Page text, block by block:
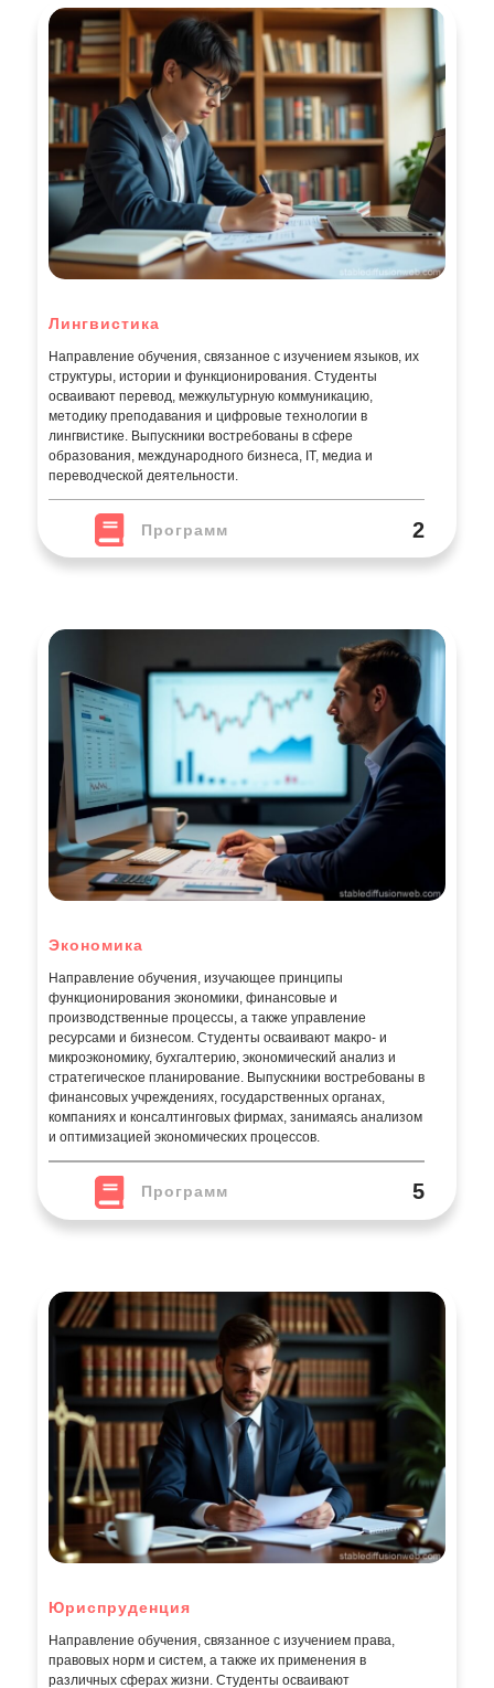
Лингвистика
Направление обучения, связанное с изучением языков, их
структуры, истории и функционирования. Студенты
осваивают перевод, межкультурную коммуникацию,
методику преподавания и цифровые технологии в
лингвистике. Выпускники востребованы в сфере
образования, международного бизнеса, IT, медиа и
переводческой деятельности.
Программ 2
Экономика
Направление обучения, изучающее принципы
функционирования экономики, финансовые и
производственные процессы, а также управление
ресурсами и бизнесом. Студенты осваивают макро- и
микроэкономику, бухгалтерию, экономический анализ и
стратегическое планирование. Выпускники востребованы в
финансовых учреждениях, государственных органах,
компаниях и консалтинговых фирмах, занимаясь анализом
и оптимизацией экономических процессов.
Программ 5
Юриспруденция
Направление обучения, связанное с изучением права,
правовых норм и систем, а также их применения в
различных сферах жизни. Студенты осваивают